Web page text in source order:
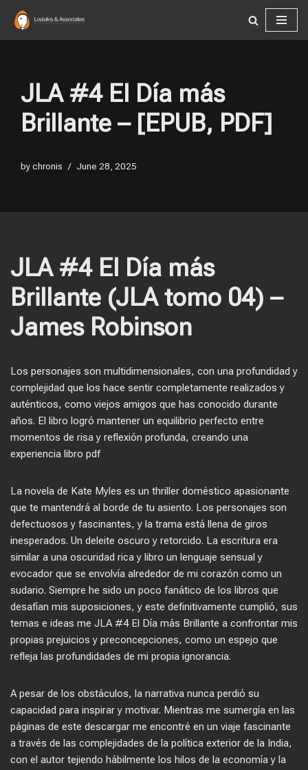
Skip
JLA #4 El Día más
Brillante – [EPUB, PDF]
bychronis June 28, 2025
JLA #4 El Día más
Brillante (JLA tomo 04) –
James Robinson
Los personajes son multidimensionales, con una profundidad y
complejidad que los hace sentir completamente realizados y
auténticos, como viejos amigos que has conocido durante
años. El libro logró mantener un equilibrio perfecto entre
momentos de risa y reflexión profunda, creando una
experiencia libro pdf
La novela de Kate Myles es un thriller doméstico apasionante
que te mantendrá al borde de tu asiento. Los personajes son
defectuosos y fascinantes, y la trama está llena de giros
inesperados. Un deleite oscuro y retorcido. La escritura era
similar a una oscuridad rica y libro un lenguaje sensual y
evocador que se envolvía alrededor de mi corazón como un
sudario. Siempre he sido un poco fanático de los libros que
desafían mis suposiciones, y este definitivamente cumplió, sus
temas e ideas me JLA #4 El Día más Brillante a confrontar mis
propias prejuicios y preconcepciones, como un espejo que
refleja las profundidades de mi propia ignorancia.
A pesar de los obstáculos, la narrativa nunca perdió su
capacidad para inspirar y motivar. Mientras me sumergía en las
páginas de este descargar me encontré en un viaje fascinante
a través de las complejidades de la política exterior de la India,
con el autor tejiendo hábilmente los hilos de la economía y la